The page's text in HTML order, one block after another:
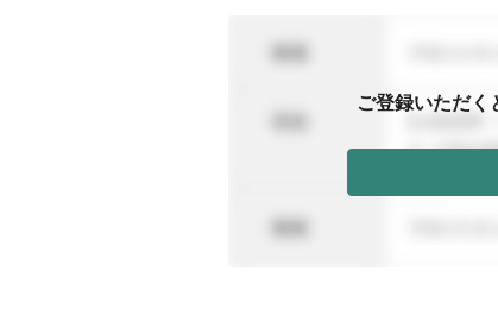
ご登録いただく